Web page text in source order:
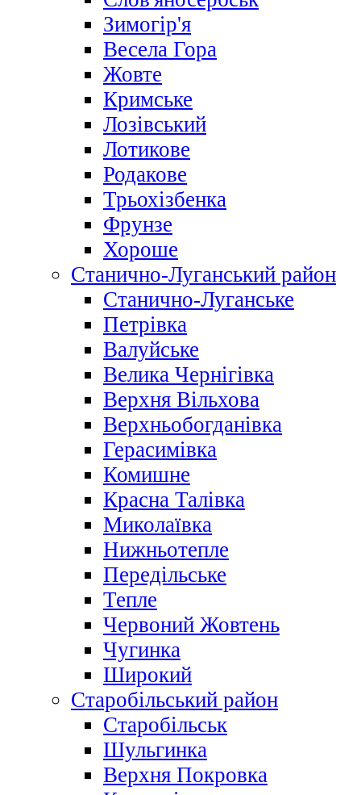
Зимогір'я
Весела Гора
Жовте
Кримське
Лозівський
Лотикове
Родакове
Трьохізбенка
Фрунзе
Хороше
Станично-Луганський район
Станично-Луганське
Петрівка
Валуйське
Велика Чернігівка
Верхня Вільхова
Верхньобогданівка
Герасимівка
Комишне
Красна Талівка
Миколаївка
Нижньотепле
Передільське
Тепле
Червоний Жовтень
Чугинка
Широкий
Старобільський район
Старобільськ
Шульгинка
Верхня Покровка